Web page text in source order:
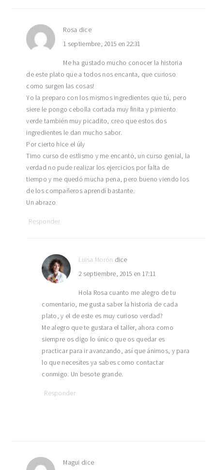
Rosa dice
1 septiembre, 2015 en 22:31
Me ha gustado mucho conocer la historia
de este plato que a todos nos encanta, que curioso
como surgen las cosas!
Yo la preparo con los mismos ingredientes que tú, pero
siere le pongo cebolla cortada muy finita y pimiento
verde también muy picadito, creo que estos dos
ingredientes le dan mucho sabor.
Por cierto hice el úly
Timo curso de estlismo y me encantó, un curso genial, la
verdad no pude realizar los ejercicios por falta de
tiempo y me quedó mucha pena, pero bueno viendo los
de los compañeros aprendí bastante.
Un abrazo
Responder
Luisa Morón dice
2 septiembre, 2015 en 17:11
Hola Rosa cuanto me alegro de tu
comentario, me gusta saber la historia de cada
plato, y el de este es muy curioso verdad?
Me alegro que te gustara el taller, ahora como
siempre os digo lo único que os quedar es
practicar para ir avanzando, así que ánimos, y para
lo que necesites ya sabes como contactar
conmigo. Un besote grande.
Responder
Magui dice